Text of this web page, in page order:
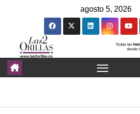
agosto 5, 2026